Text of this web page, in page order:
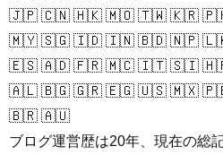
🇯🇵 🇨🇳 🇭🇰 🇲🇴 🇹🇼 🇰🇷
🇲🇾 🇸🇬 🇮🇩 🇮🇳 🇧🇩 🇳🇵
🇪🇸 🇦🇩 🇫🇷 🇲🇨 🇮🇹 🇸🇮
🇦🇱 🇧🇬 🇬🇷 🇪🇬 🇺🇸 🇲🇽
🇧🇷 🇦🇺
ブログ運営歴は20年、現在の総